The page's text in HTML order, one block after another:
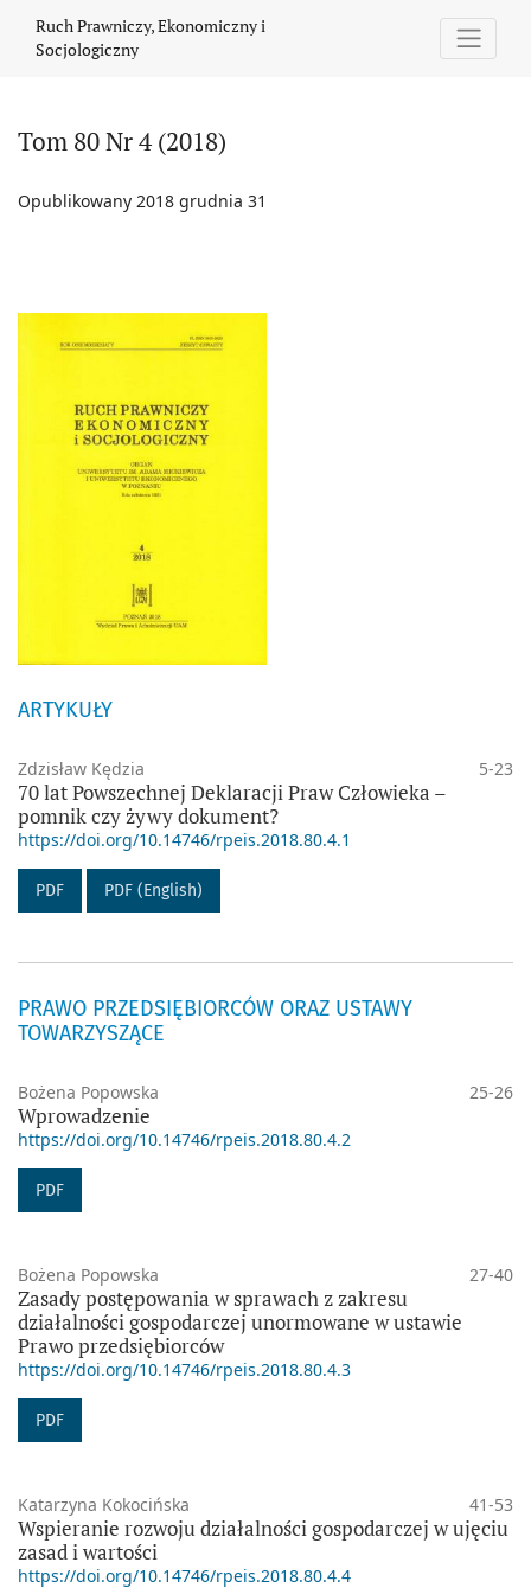
Ruch Prawniczy, Ekonomiczny i
Socjologiczny
Tom 80 Nr 4 (2018)
Opublikowany 2018 grudnia 31
ARTYKUŁY
Zdzisław Kędzia 5-23
70 lat Powszechnej Deklaracji Praw Człowieka –
pomnik czy żywy dokument?
https://doi.org/10.14746/rpeis.2018.80.4.1
PDF PDF (English)
PRAWO PRZEDSIĘBIORCÓW ORAZ USTAWY
TOWARZYSZĄCE
Bożena Popowska 25-26
Wprowadzenie
https://doi.org/10.14746/rpeis.2018.80.4.2
PDF
Bożena Popowska 27-40
Zasady postępowania w sprawach z zakresu
działalności gospodarczej unormowane w ustawie
Prawo przedsiębiorców
https://doi.org/10.14746/rpeis.2018.80.4.3
PDF
Katarzyna Kokocińska 41-53
Wspieranie rozwoju działalności gospodarczej w ujęciu
zasad i wartości
https://doi.org/10.14746/rpeis.2018.80.4.4